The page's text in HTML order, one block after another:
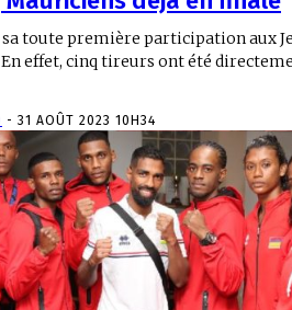
toute première participation aux
En effet, cinq tireurs ont été
- 31 AOÛT 2023 10H34